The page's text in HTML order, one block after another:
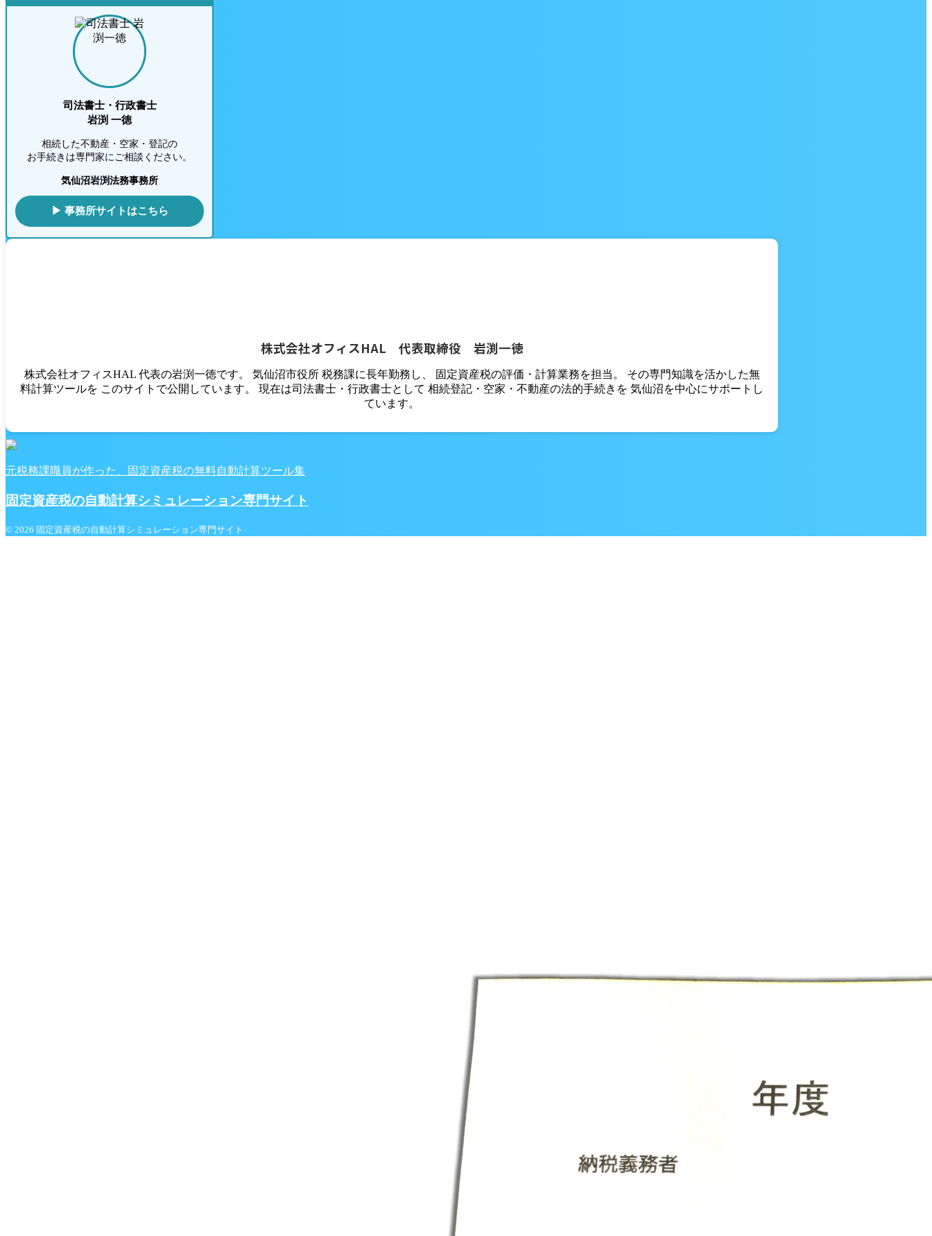
司法書士・行政書士
岩渕 一徳
相続した不動産・空家・登記の
お手続きは専門家にご相談ください。
気仙沼岩渕法務事務所
▶ 事務所サイトはこちら
株式会社オフィスHAL 代表取締役 岩渕一徳
株式会社オフィスHAL 代表の岩渕一徳です。 気仙沼市役所 税務課に長年勤務し、 固定資産税の評価・計算業務を担当。 その専門知識を活かした無
料計算ツールを このサイトで公開しています。 現在は司法書士・行政書士として 相続登記・空家・不動産の法的手続きを 気仙沼を中心にサポートし
ています。
元税務課職員が作った、固定資産税の無料自動計算ツール集
固定資産税の自動計算シミュレーション専門サイト
© 2026 固定資産税の自動計算シミュレーション専門サイト